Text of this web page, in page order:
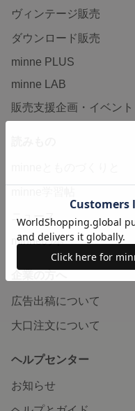
ヴィンテージ販売
ダウンロード販売
minne PLUS
minne LAB
販売支援企画・イベント
ニュース
minneの本
広告出稿について
大口注文について
ヘルプセンター
お知らせ